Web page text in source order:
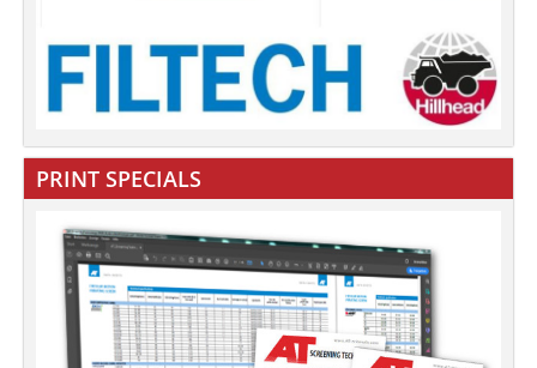
PRINT SPECIALS